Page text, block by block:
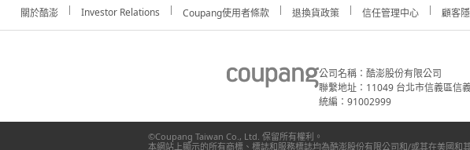
關於酷澎 Investor Relations Coupang使用者條款 退換貨政策 信任管理中心 顧客
公司名稱：酷澎股份有限公司
聯繫地址：11049 台北市信義區信
統編：91002999
©Coupang Taiwan Co., Ltd. 保留所有權利。
本網站上顯示的所有商標、標誌和服務標誌均為酷澎股份有限公司和/或其在美國和